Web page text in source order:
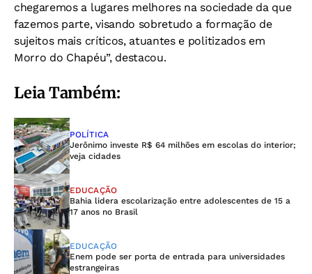
chegaremos a lugares melhores na sociedade da que
fazemos parte, visando sobretudo a formação de
sujeitos mais críticos, atuantes e politizados em
Morro do Chapéu”, destacou.
Leia Também:
POLÍTICA
Jerônimo investe R$ 64 milhões em escolas do interior;
veja cidades
EDUCAÇÃO
Bahia lidera escolarização entre adolescentes de 15 a
17 anos no Brasil
EDUCAÇÃO
Enem pode ser porta de entrada para universidades
estrangeiras